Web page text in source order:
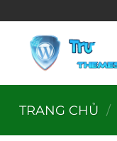
qua
TRANG CHỦ /